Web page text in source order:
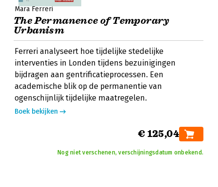
Mara Ferreri
The Permanence of Temporary
Urbanism
Ferreri analyseert hoe tijdelijke stedelijke
interventies in Londen tijdens bezuinigingen
bijdragen aan gentrificatieprocessen. Een
academische blik op de permanentie van
ogenschijnlijk tijdelijke maatregelen.
Boek bekijken
€ 125,04
Nog niet verschenen, verschijningsdatum onbekend.